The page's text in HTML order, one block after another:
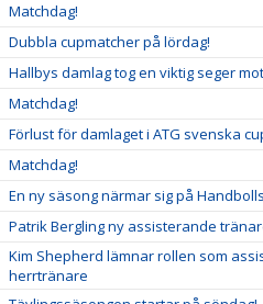
Matchdag!
Dubbla cupmatcher på lördag!
Hallbys damlag tog en viktig seger
Matchdag!
Förlust för damlaget i ATG svenska
Matchdag!
En ny säsong närmar sig på
Patrik Bergling ny assisterande
Kim Shepherd lämnar rollen som
herrtränare